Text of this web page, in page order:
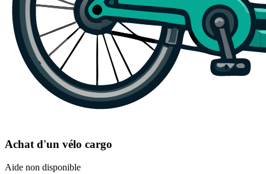
Achat d'un vélo cargo
Aide non disponible